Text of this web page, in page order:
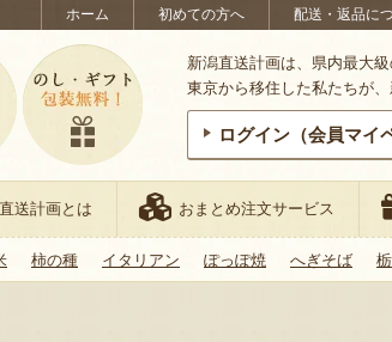
ホーム 初めての方へ 配送・返品に
新潟直送計画は、県内最大
東京から移住した私たちが
ログイン（会員マイ
送計画とは おまとめ注文サービス
柿の種 イタリアン ぽっぽ焼 へぎそば